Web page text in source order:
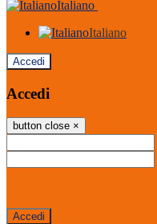
Italiano
Italiano
Accedi
Accedi
button close ×